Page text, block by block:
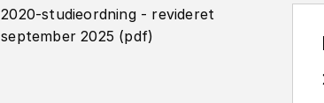
2020-studieordning - revideret
september 2025 (pdf)